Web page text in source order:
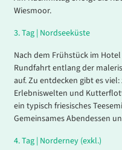
Wiesmoor.
3.Tag | Nordseeküste
Nach dem Frühstück im
Rundfahrt entlang der
auf. Zu entdecken gibt es
Erlebniswelten und
ein typisch friesisches
Gemeinsames Abendessen
4.Tag | Norderney (exkl.)